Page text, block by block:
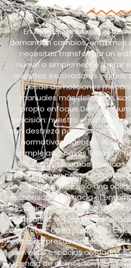
En Aljaraque, cuando el
demandan cambios, entramos
necesitas transformar un
nuevo o simplemente liberar
nuestras excavadoras y grúas
Desde demoliciones
manuales más delicados,
propio enfoque.Derribar
precisión: nuestro equipo
con destreza para asegurar
normativas vigentes. Para
complejas o casas llenas de
futuro, utilizamos técnicas
garantizan un proceso
de residuos no es solo una
responsabilidad hacia el
desamiantado siguiendo
necesarios. En locales
obsoletas, cada paso está
evitar sorpresas indeseadas.Si
con esos espacios olvidados
licencia de demolición